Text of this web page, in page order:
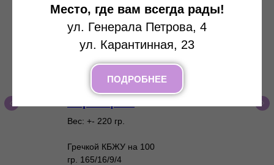
Салат с индейкой и
Вес: +- 220 гр.
Гречкой КБЖУ на 100
гр. 165/16/9/4
Место, где вам всегда рады!
ул. Генерала Петрова, 4
ул. Карантинная, 23
ПОДРОБНЕЕ